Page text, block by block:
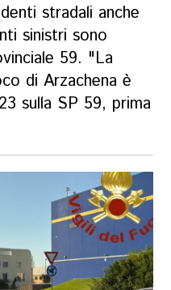
stradali anche
sinistri sono
59. "La
di Arzachena è
sulla SP 59, prima